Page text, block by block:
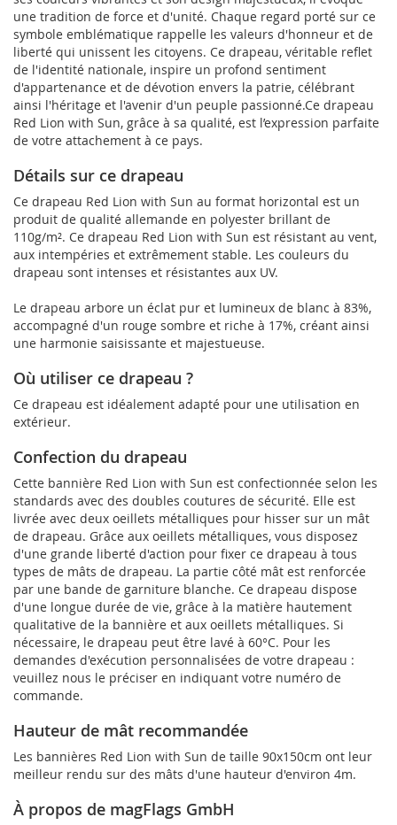
une tradition de force et d'unité. Chaque regard porté sur ce
symbole emblématique rappelle les valeurs d'honneur et de
liberté qui unissent les citoyens. Ce drapeau, véritable reflet
de l'identité nationale, inspire un profond sentiment
d'appartenance et de dévotion envers la patrie, célébrant
ainsi l'héritage et l'avenir d'un peuple passionné.Ce drapeau
Red Lion with Sun, grâce à sa qualité, est l’expression parfaite
de votre attachement à ce pays.
Détails sur ce drapeau
Ce drapeau Red Lion with Sun au format horizontal est un
produit de qualité allemande en polyester brillant de
110g/m². Ce drapeau Red Lion with Sun est résistant au vent,
aux intempéries et extrêmement stable. Les couleurs du
drapeau sont intenses et résistantes aux UV.
Le drapeau arbore un éclat pur et lumineux de blanc à 83%,
accompagné d'un rouge sombre et riche à 17%, créant ainsi
une harmonie saisissante et majestueuse.
Où utiliser ce drapeau ?
Ce drapeau est idéalement adapté pour une utilisation en
extérieur.
Confection du drapeau
Cette bannière Red Lion with Sun est confectionnée selon les
standards avec des doubles coutures de sécurité. Elle est
livrée avec deux oeillets métalliques pour hisser sur un mât
de drapeau. Grâce aux oeillets métalliques, vous disposez
d'une grande liberté d'action pour fixer ce drapeau à tous
types de mâts de drapeau. La partie côté mât est renforcée
par une bande de garniture blanche. Ce drapeau dispose
d'une longue durée de vie, grâce à la matière hautement
qualitative de la bannière et aux oeillets métalliques. Si
nécessaire, le drapeau peut être lavé à 60°C. Pour les
demandes d'exécution personnalisées de votre drapeau :
veuillez nous le préciser en indiquant votre numéro de
commande.
Hauteur de mât recommandée
Les bannières Red Lion with Sun de taille 90x150cm ont leur
meilleur rendu sur des mâts d'une hauteur d'environ 4m.
À propos de magFlags GmbH